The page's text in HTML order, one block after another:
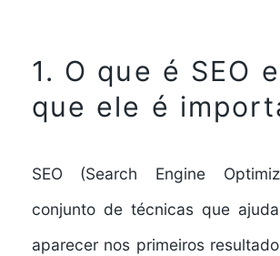
1. O que é SEO
que ele é
SEO (Search Engine
conjunto de técnicas que
aparecer nos primeiros